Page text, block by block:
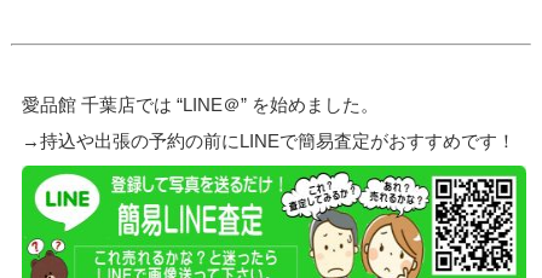
愛品館 千葉店では “LINE＠” を始めました。
→持込や出張の予約の前にLINEで簡易査定がおすすめです！